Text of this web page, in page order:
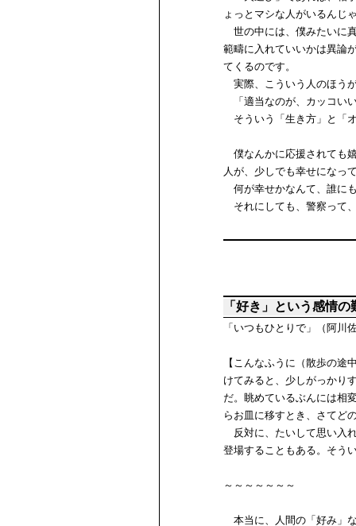
ょっとマシな人がいるんじ
世の中には、僕みたいに
範疇に入れていいかは異論
てくるのです。
実際、こういう人のほう
「適当なのが、カッコい
そういう「生き方」と「
僕なんかに応援されても
人が、少しでも幸せになっ
何が幸せかなんて、誰に
それにしても、警察って
「好き」という感情の
「いつもひとりで」（阿川
【こんなふうに（散歩の
けてみると、少しがっかり
だ。眺めているぶんには相
らお皿に移すとき、さてど
反対に、たいして思い入
登場することもある。そう
～～～～～～～
本当に、人間の「好み」